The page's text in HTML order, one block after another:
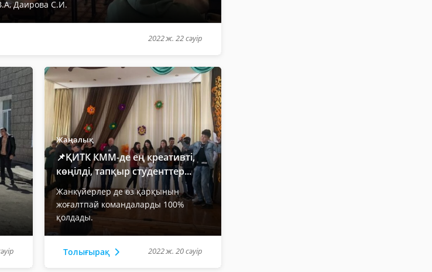
Даирова С.И.
2022 ж. 22 сәуір
Жаңалық
📌ҚИТК КММ-де ең креативті,
көңілді, тапқыр студенттер...
Жанкүйерлер де өз қарқынын
жоғалтпай командаларды 100%
қолдады.
Толығырақ 2022 ж. 20 сәуір